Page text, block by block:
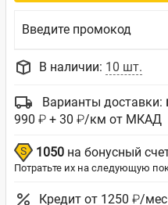
Введите промокод
В наличии: 10 шт.
Варианты доставки:
990 ₽ + 30 ₽/км от МКАД
1050 на бонусный
Потратьте их на следующую
Кредит от 1250 ₽/мес